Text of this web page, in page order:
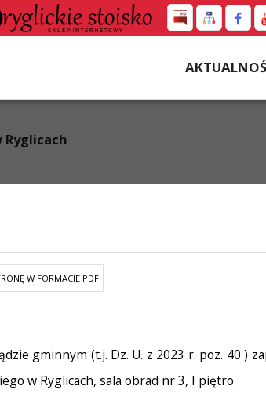
Ryglicach
W FORMACIE PDF
gminnym (t.j. Dz. U. z 2023 r. poz. 40 )
w Ryglicach, sala obrad nr 3, I piętro.